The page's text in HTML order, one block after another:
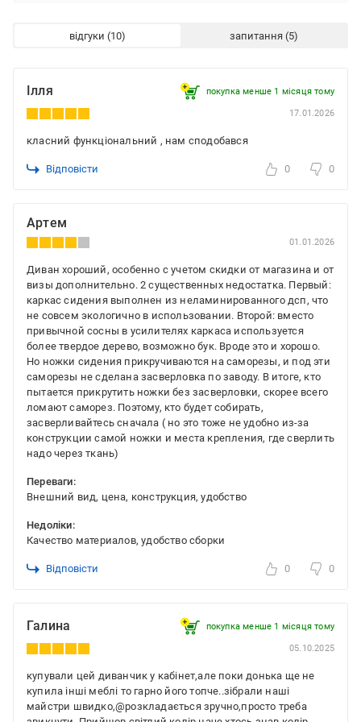
відгуки запитання
Ілля покупка менше 1 місяця томy
17.01.2026
класний функціональний , нам сподобався
Відповісти 0 0
Артем
01.01.2026
Диван хороший, особенно с учетом скидки от магазина и от
визы дополнительно. 2 существенных недостатка. Первый:
каркас сидения выполнен из неламинированного дсп, что
не совсем экологично в использовании. Второй: вместо
привычной сосны в усилителях каркаса используется
более твердое дерево, возможно бук. Вроде это и хорошо.
Но ножки сидения прикручиваются на саморезы, и под эти
саморезы не сделана засверловка по заводу. В итоге, кто
пытается прикрутить ножки без засверловки, скорее всего
ломают саморез. Поэтому, кто будет собирать,
засверливайтесь сначала ( но это тоже не удобно из-за
конструкции самой ножки и места крепления, где сверлить
надо через ткань)
Переваги:
Внешний вид, цена, конструкция, удобство
Недоліки:
Качество материалов, удобство сборки
Відповісти 0 0
Галина покупка менше 1 місяця томy
05.10.2025
купували цей диванчик у кабінет,але поки донька ще не
купила інші меблі то гарно його топче..зібрали наші
майстри швидко,@розкладається зручно,просто треба